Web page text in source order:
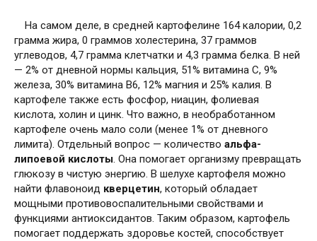
На самом деле, в средней картофелине 164 калории, 0,2
грамма жира, 0 граммов холестерина, 37 граммов
углеводов, 4,7 грамма клетчатки и 4,3 грамма белка. В ней
— 2% от дневной нормы кальция, 51% витамина C, 9%
железа, 30% витамина B6, 12% магния и 25% калия. В
картофеле также есть фосфор, ниацин, фолиевая
кислота, холин и цинк. Что важно, в необработанном
картофеле очень мало соли (менее 1% от дневного
лимита). Отдельный вопрос — количество альфа-
липоевой кислоты. Она помогает организму превращать
глюкозу в чистую энергию. В шелухе картофеля можно
найти флавоноид кверцетин, который обладает
мощными противовоспалительными свойствами и
функциями антиоксидантов. Таким образом, картофель
помогает поддержать здоровье костей, способствует